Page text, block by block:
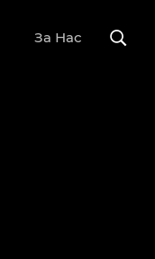
За Нас